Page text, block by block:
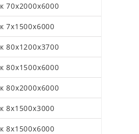
70х2000х6000
7х1500х6000
80х1200х3700
80х1500х6000
80х2000х6000
8х1500х3000
8х1500х6000